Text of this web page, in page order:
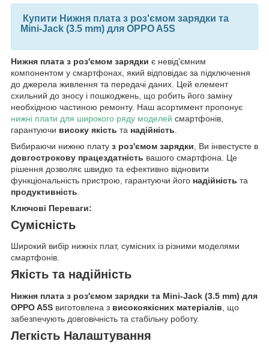
Купити Нижня плата з роз'ємом зарядки та
Mini-Jack (3.5 mm) для OPPO A5S
Нижня плата з роз'ємом зарядки є невід'ємним
компонентом у смартфонах, який відповідає за підключення
до джерела живлення та передачі даних. Цей елемент
схильний до зносу і пошкоджень, що робить його заміну
необхідною частиною ремонту. Наш асортимент пропонує
нижні плати для широкого ряду моделей смартфонів,
гарантуючи високу якість та надійність
Вибираючи нижню плату з роз'ємом зарядки , Ви інвестуєте в
довгострокову працездатність вашого смартфона. Це
рішення дозволяє швидко та ефективно відновити
функціональність пристрою, гарантуючи його надійність та
продуктивність
Ключові Переваги:
Сумісність
Широкий вибір нижніх плат, сумісних із різними моделями
смартфонів.
Якість та надійність
Нижня плата з роз'ємом зарядки та Mini-Jack (3.5 mm) для
OPPO A5S виготовлена з високоякісних матеріалів , що
забезпечують довговічність та стабільну роботу.
Легкість Налаштування